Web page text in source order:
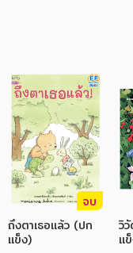
จบ
ถึงตาเธอแล้ว (ปก
แข็ง)
วิ
แ